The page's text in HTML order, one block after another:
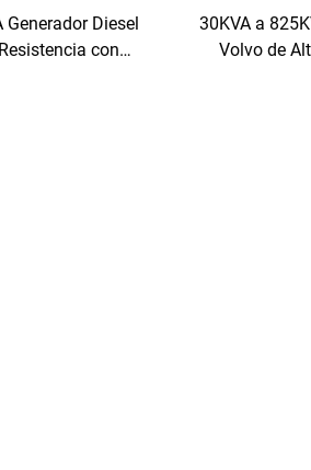
Generador Diesel
con
30KVA a
Volvo de